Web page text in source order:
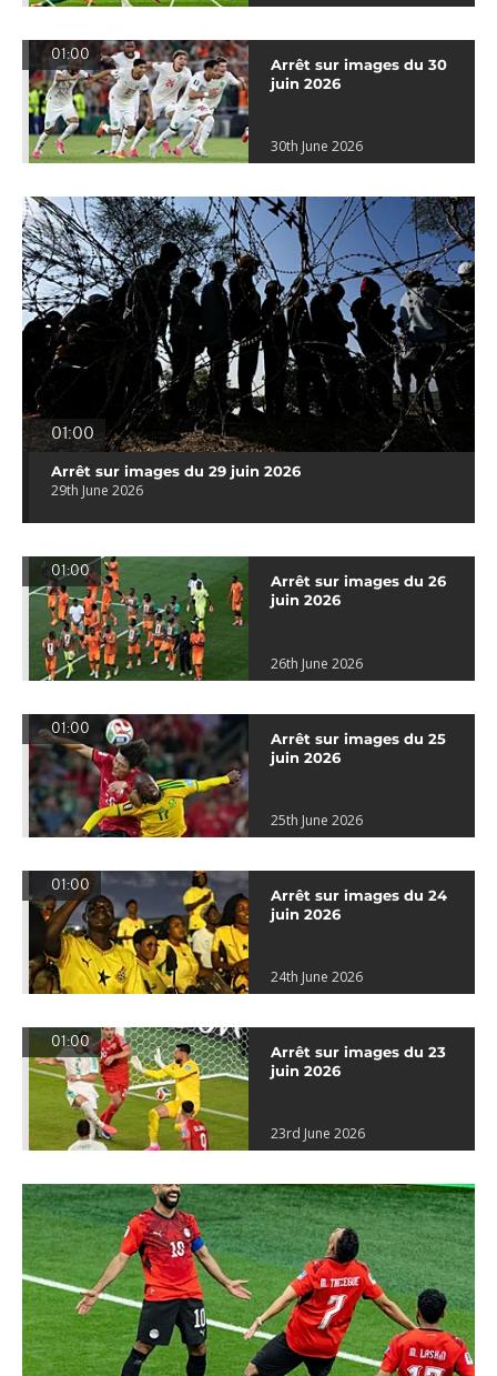
01:00
Arrêt sur images du 30
juin 2026
30th June 2026
01:00
Arrêt sur images du 29 juin 2026
29th June 2026
01:00
Arrêt sur images du 26
juin 2026
26th June 2026
01:00
Arrêt sur images du 25
juin 2026
25th June 2026
01:00
Arrêt sur images du 24
juin 2026
24th June 2026
01:00
Arrêt sur images du 23
juin 2026
23rd June 2026